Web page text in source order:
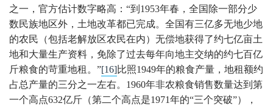
之一，官方估计数字略高：“到1953年春，全国除一部分少
数民族地区外，土地改革都已完成。全国有三亿多无地少地
的农民（包括老解放区农民在内）无偿地获得了约七亿亩土
地和大量生产资料，免除了过去每年向地主交纳的约七百亿
斤粮食的苛重地租。”[16]比照1949年的粮食产量，地租额约
占总产量的三分之一左右。1960年非农粮食销售数量达到第
一个高点632亿斤（第二个高点是1971年的“三个突破”），